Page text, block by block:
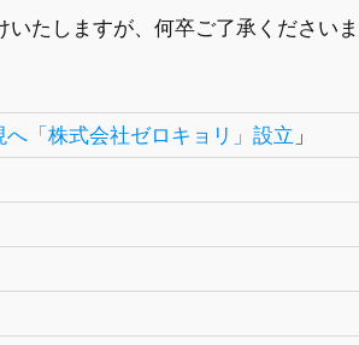
たしますが、何卒ご了承ください
「株式会社ゼロキョリ」設立 」